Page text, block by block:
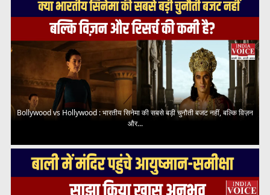
Bollywood vs Hollywood : भारतीय सिनेमा की सबसे बड़ी चुनौती बजट नहीं, बल्कि विज़न
और...